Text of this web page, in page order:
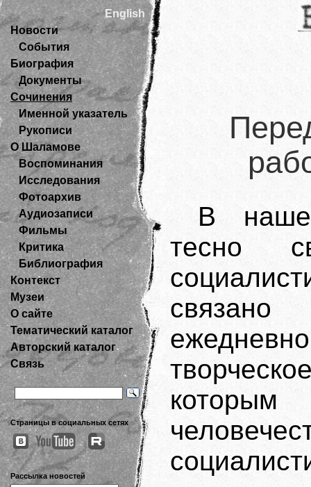
English
Новости
События
Биография
Документы
Сочинения
Именной указатель
Рукописи
О Шаламове
Воспоминания
Исследования
Фотоархив
Аудиозаписи
Фильмы
Критика
Библиография
Контекст
Музеи
О сайте
Тематический каталог
Авторский каталог
Связь
Страницы в социальных сетях
Рассылка новостей
В
тесно